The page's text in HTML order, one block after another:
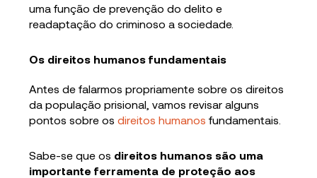
uma função de prevenção do delito e
readaptação do criminoso a sociedade.
Os direitos humanos fundamentais
Antes de falarmos propriamente sobre os direitos
da população prisional, vamos revisar alguns
pontos sobre osdireitos humanos fundamentais.
Sabe-se que os direitos humanos são uma
importante ferramenta de proteção aos